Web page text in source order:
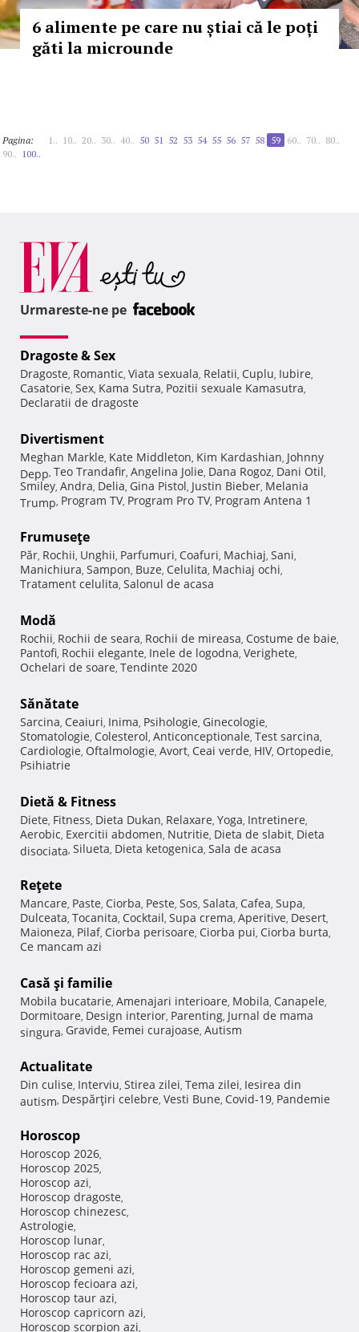
6 alimente pe care nu știai că le poți
găti la microunde
Pagina: 1.. 10.. 20.. 30.. 40.. 50 51 52 53 54 55 56 57 58 59 60.. 70.. 80..
90.. 100..
Urmareste-ne pe
Dragoste & Sex
Dragoste, Romantic, Viata sexuala, Relatii, Cuplu, Iubire,
Casatorie, Sex, Kama Sutra, Pozitii sexuale Kamasutra,
Declaratii de dragoste
Divertisment
Meghan Markle, Kate Middleton, Kim Kardashian, Johnny
Depp, Teo Trandafir, Angelina Jolie, Dana Rogoz, Dani Otil,
Smiley, Andra, Delia, Gina Pistol, Justin Bieber, Melania
Trump, Program TV, Program Pro TV, Program Antena 1
Frumuseţe
Păr, Rochii, Unghii, Parfumuri, Coafuri, Machiaj, Sani,
Manichiura, Sampon, Buze, Celulita, Machiaj ochi,
Tratament celulita, Salonul de acasa
Modă
Rochii, Rochii de seara, Rochii de mireasa, Costume de baie,
Pantofi, Rochii elegante, Inele de logodna, Verighete,
Ochelari de soare, Tendinte 2020
Sănătate
Sarcina, Ceaiuri, Inima, Psihologie, Ginecologie,
Stomatologie, Colesterol, Anticonceptionale, Test sarcina,
Cardiologie, Oftalmologie, Avort, Ceai verde, HIV, Ortopedie,
Psihiatrie
Dietă & Fitness
Diete, Fitness, Dieta Dukan, Relaxare, Yoga, Intretinere,
Aerobic, Exercitii abdomen, Nutritie, Dieta de slabit, Dieta
disociata, Silueta, Dieta ketogenica, Sala de acasa
Reţete
Mancare, Paste, Ciorba, Peste, Sos, Salata, Cafea, Supa,
Dulceata, Tocanita, Cocktail, Supa crema, Aperitive, Desert,
Maioneza, Pilaf, Ciorba perisoare, Ciorba pui, Ciorba burta,
Ce mancam azi
Casă şi familie
Mobila bucatarie, Amenajari interioare, Mobila, Canapele,
Dormitoare, Design interior, Parenting, Jurnal de mama
singura, Gravide, Femei curajoase, Autism
Actualitate
Din culise, Interviu, Stirea zilei, Tema zilei, Iesirea din
autism, Despărţiri celebre, Vesti Bune, Covid-19, Pandemie
Horoscop
Horoscop 2026,
Horoscop 2025,
Horoscop azi,
Horoscop dragoste,
Horoscop chinezesc,
Astrologie,
Horoscop lunar,
Horoscop rac azi,
Horoscop gemeni azi,
Horoscop fecioara azi,
Horoscop taur azi,
Horoscop capricorn azi,
Horoscop scorpion azi,